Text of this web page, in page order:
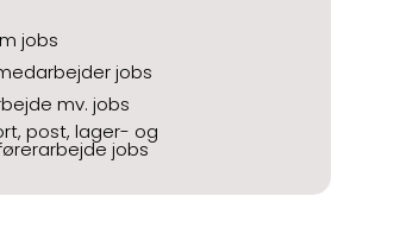
jobs
jobs
mv. jobs
post, lager- og
jobs